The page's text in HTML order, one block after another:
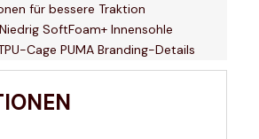
für bessere Traktion
SoftFoam+ Innensohle
Cage PUMA Branding-Details